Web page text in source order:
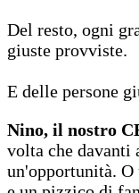
Del resto, ogni
giuste provviste.
E delle persone
Nino, il nostro
volta che davanti
un'opportunità.